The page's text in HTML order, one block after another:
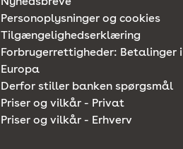
Personoplysninger og cookies
Tilgængelighedserklæring
Forbrugerrettigheder: Betalinger i
Europa
Derfor stiller banken spørgsmål
Priser og vilkår - Privat
Priser og vilkår - Erhverv